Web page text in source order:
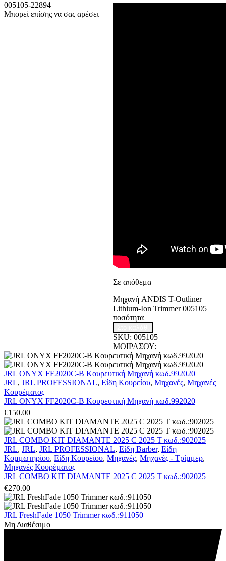
Σε απόθεμα
Μηχανή ANDIS T-Outliner
Lithium-Ion Trimmer 005105
ποσότητα
SKU: 005105
ΜΟΙΡΑΣΟΥ:
Μπορεί επίσης να σας αρέσει
JRL ONYX FF2020C-B Κουρευτική Μηχανή κωδ.992020
JRL, JRL PROFESSIONAL, Είδη Κουρείου, Μηχανές, Μηχανές
Κουρέματος
JRL ONYX FF2020C-B Κουρευτική Μηχανή κωδ.992020
€150.00
JRL COMBO KIT DIAMANTE 2025 C 2025 T κωδ.:902025
JRL, JRL, JRL PROFESSIONAL, Είδη Barber, Είδη
Κομμωτηρίου, Είδη Κουρείου, Μηχανές, Μηχανές - Τρίμμερ,
Μηχανές Κουρέματος
JRL COMBO KIT DIAMANTE 2025 C 2025 T κωδ.:902025
€270.00
JRL FreshFade 1050 Trimmer κωδ.:911050
Μη Διαθέσιμο